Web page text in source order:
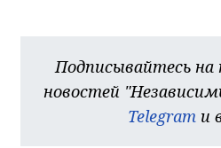
Подписывайтесь
новостей
Telegram и